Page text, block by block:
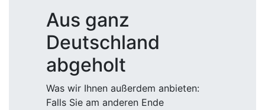
Aus ganz
Deutschland
abgeholt
Was wir Ihnen außerdem anbieten:
Falls Sie am anderen Ende